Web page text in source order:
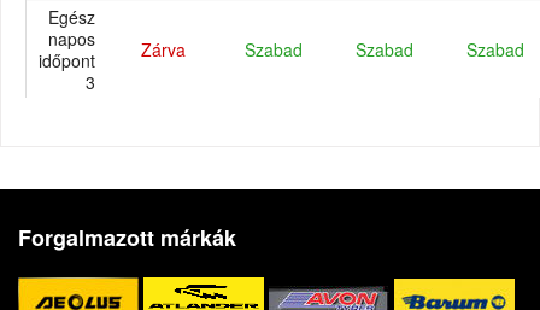
Egész
napos
időpont
3
Zárva Szabad Szabad Szabad
Forgalmazott márkák